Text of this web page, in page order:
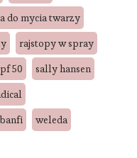
do mycia twarzy
rajstopy w spray
50
sally hansen
weleda